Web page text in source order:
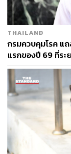
THAILAND
กรมควบคุมโรค แ
แรกของปี 69 ที่ร
วัคซีนทันที